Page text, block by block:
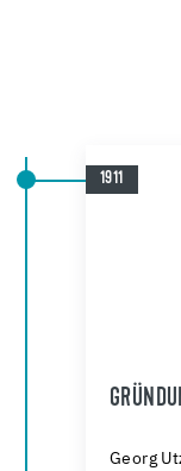
1911
Georg